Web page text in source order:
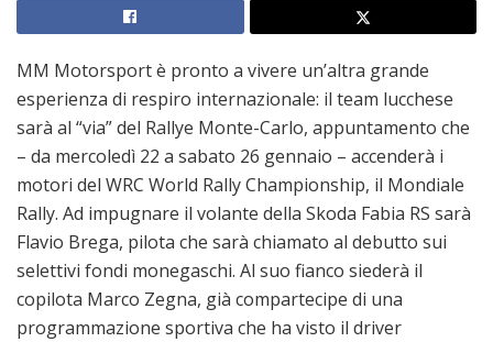
MM Motorsportè pronto a vivere un’altra grande
esperienza di respiro internazionale: il team lucchese
sarà al “via” del Rallye Monte-Carlo, appuntamento che
– da mercoledì 22 a sabato 26 gennaio – accenderà i
motori del WRC World Rally Championship, il Mondiale
Rally. Ad impugnare il volante della Skoda Fabia RS sarà
Flavio Brega, pilota che sarà chiamato al debutto sui
selettivi fondi monegaschi. Al suo fianco siederà il
copilota Marco Zegna, già compartecipe di una
programmazione sportiva che ha visto il driver